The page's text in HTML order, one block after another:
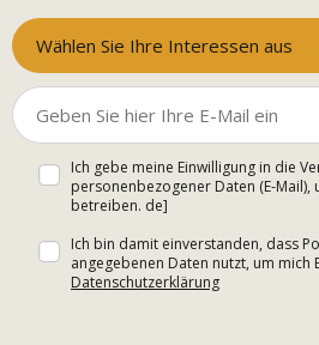
Wählen Sie Ihre Interessen aus
Ich gebe meine Einwilligung in die
personenbezogener Daten (E-Mail),
betreiben. de]
Ich bin damit einverstanden, dass
angegebenen Daten nutzt, um mich
Datenschutzerklärung